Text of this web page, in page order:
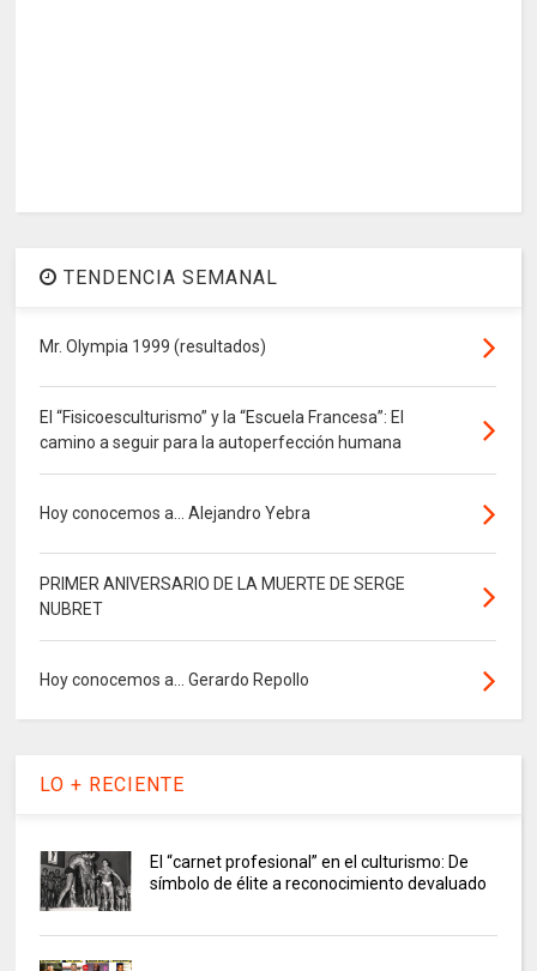
TENDENCIA SEMANAL
Mr. Olympia 1999 (resultados)
El “Fisicoesculturismo” y la “Escuela Francesa”: El
camino a seguir para la autoperfección humana
Hoy conocemos a... Alejandro Yebra
PRIMER ANIVERSARIO DE LA MUERTE DE SERGE
NUBRET
Hoy conocemos a... Gerardo Repollo
LO + RECIENTE
El “carnet profesional” en el culturismo: De
símbolo de élite a reconocimiento devaluado